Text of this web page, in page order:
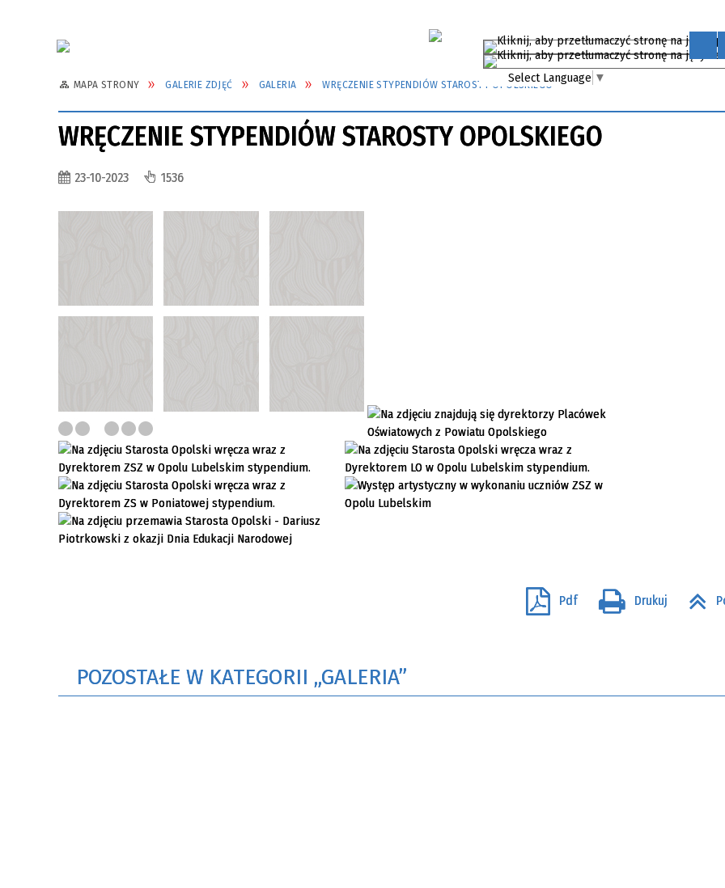
Select Language ▼
MAPA STRONY GALERIE ZDJĘĆ GALERIA WRĘCZENIE STYPENDIÓW STAROSTY OPOLSKIEGO
WRĘCZENIE STYPENDIÓW STAROSTY OPOLSKIEGO
23-10-2023 1536
Pdf Drukuj
POZOSTAŁE W KATEGORII „GALERIA”